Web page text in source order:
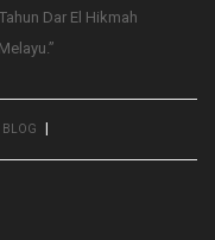
Dar El Hikmah
BLOG |